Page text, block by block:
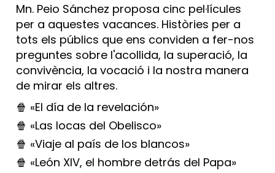
Mn. Peio Sánchez proposa cinc pel·lícules
per a aquestes vacances. Històries per a
tots els públics que ens conviden a fer-nos
preguntes sobre l'acollida, la superació, la
convivència, la vocació i la nostra manera
de mirar els altres.
🍿 «El día de la revelación»
🍿 «Las locas del Obelisco»
🍿 «Viaje al país de los blancos»
🍿 «León XIV, el hombre detrás del Papa»